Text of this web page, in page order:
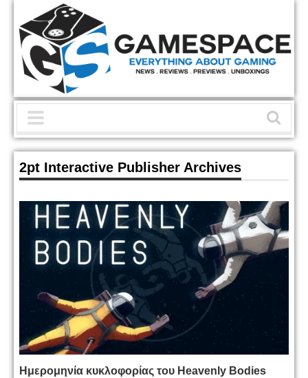
2pt Interactive Publisher Archives
Ημερομηνία κυκλοφορίας του Heavenly Bodies